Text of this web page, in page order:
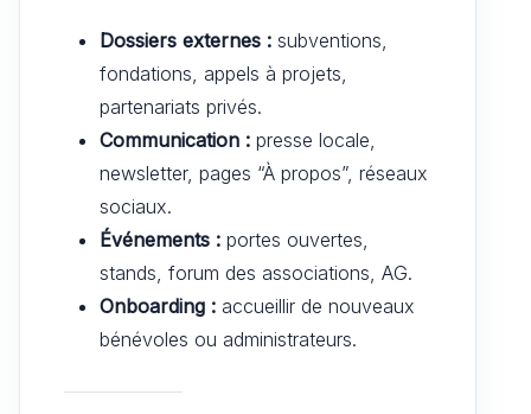
Dossiers externes : subventions,
fondations, appels à projets,
partenariats privés.
Communication : presse locale,
newsletter, pages “À propos”, réseaux
sociaux.
Événements : portes ouvertes,
stands, forum des associations, AG.
Onboarding : accueillir de nouveaux
bénévoles ou administrateurs.